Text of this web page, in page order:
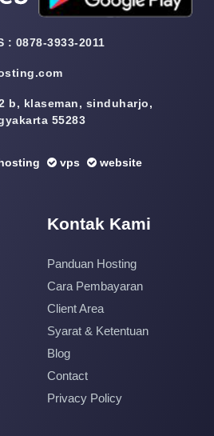
: 0878-3933-2011
b, klaseman, sinduharjo,
55283
vps website
Kontak Kami
Panduan Hosting
Cara Pembayaran
Client Area
Syarat & Ketentuan
Blog
Contact
Privacy Policy